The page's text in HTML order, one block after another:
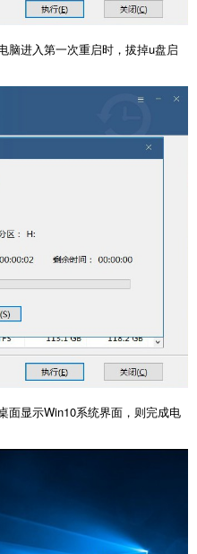
脑进入第一次重启时，拔掉u盘启
面显示Win10系统界面，则完成电